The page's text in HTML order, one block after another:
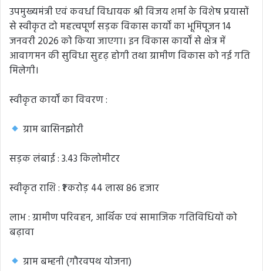
उपमुख्यमंत्री एवं कवर्धा विधायक श्री विजय शर्मा के विशेष प्रयासों
से स्वीकृत दो महत्वपूर्ण सड़क विकास कार्यों का भूमिपूजन 14
जनवरी 2026 को किया जाएगा। इन विकास कार्यों से क्षेत्र में
आवागमन की सुविधा सुदृढ़ होगी तथा ग्रामीण विकास को नई गति
मिलेगी।
स्वीकृत कार्यों का विवरण :
ग्राम बासिनझोरी
सड़क लंबाई : 3.43 किलोमीटर
स्वीकृत राशि : ₹1 करोड़ 44 लाख 86 हजार
लाभ : ग्रामीण परिवहन, आर्थिक एवं सामाजिक गतिविधियों को
बढ़ावा
ग्राम बम्हनी (गौरवपथ योजना)